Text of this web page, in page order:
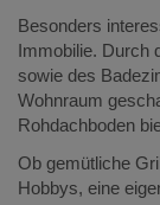
Besonders
Immobilie. Durch
sowie des
Wohnraum
Rohdachboden
Ob gemütliche
Hobbys, eine